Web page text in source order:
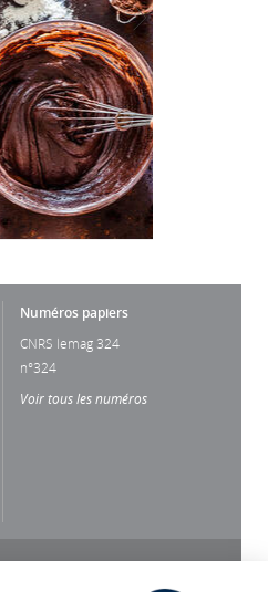
Numéros papiers
CNRS lemag 324
n°324
Voir tous les numéros